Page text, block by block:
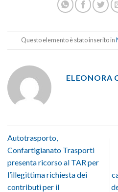
Questo elemento è stato inserito in
ELEONORA
Autotrasporto,
Confartigianato Trasporti
presenta ricorso al TAR per
l’illegittima richiesta dei
contributi per il